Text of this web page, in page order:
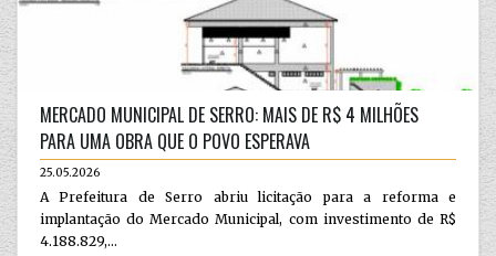
MERCADO MUNICIPAL DE SERRO: MAIS DE R$ 4 MILHÕES
PARA UMA OBRA QUE O POVO ESPERAVA
25.05.2026
A Prefeitura de Serro abriu licitação para a reforma e
implantação do Mercado Municipal, com investimento de R$
4.188.829,...